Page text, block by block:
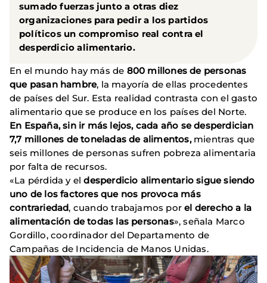
sumado fuerzas junto a otras diez
organizaciones para pedir a los partidos
políticos un compromiso real contra el
desperdicio alimentario.
En el mundo hay más de 800 millones de personas
que pasan hambre, la mayoría de ellas procedentes
de países del Sur. Esta realidad contrasta con el gasto
alimentario que se produce en los países del Norte.
En España, sin ir más lejos, cada año se desperdician
7,7 millones de toneladas de alimentos,mientras que
seis millones de personas sufren pobreza alimentaria
por falta de recursos.
«La pérdida y eldesperdicio alimentario sigue siendo
uno de los factores que nos provoca más
contrariedad, cuando trabajamos porel derecho a la
alimentación de todas las personas», señala Marco
Gordillo, coordinador del Departamento de
Campañas de Incidencia de Manos Unidas.